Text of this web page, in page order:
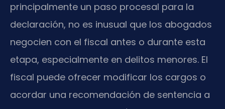
principalmente un paso procesal para la
declaración, no es inusual que los abogados
negocien con el fiscal antes o durante esta
etapa, especialmente en delitos menores. El
fiscal puede ofrecer modificar los cargos o
acordar una recomendación de sentencia a